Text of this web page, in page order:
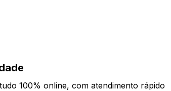
100% online, com atendimento rápido